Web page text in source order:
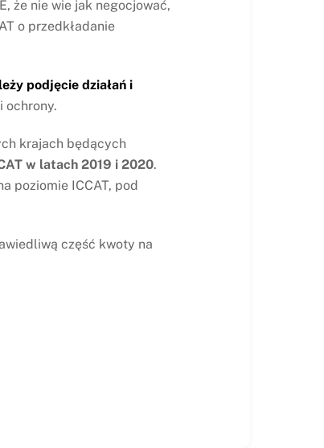
że nie wie jak negocjować,
o przedkładanie
podjęcie działań i
ochrony.
krajach będących
w latach 2019 i 2020.
poziomie ICCAT, pod
część kwoty na